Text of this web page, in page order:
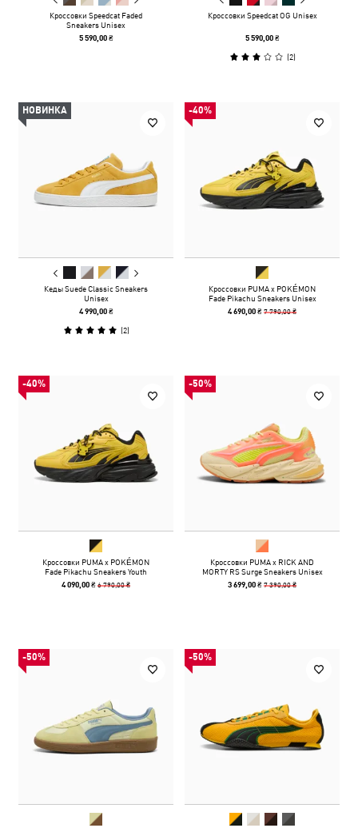
Кроссовки Speedcat Faded
Sneakers Unisex
5 590,00 ₴
Кроссовки Speedcat OG Unisex
5 590,00 ₴
(2)
НОВИНКА
Кеды Suede Classic Sneakers
Unisex
4 990,00 ₴
(2)
-40%
Кроссовки PUMA x POKÉMON
Fade Pikachu Sneakers Unisex
4 690,00 ₴7 790,00 ₴
-40%
Кроссовки PUMA x POKÉMON
Fade Pikachu Sneakers Youth
4 090,00 ₴6 790,00 ₴
-50%
Кроссовки PUMA x RICK AND
MORTY RS Surge Sneakers Unisex
3 699,00 ₴7 390,00 ₴
-50% -50%